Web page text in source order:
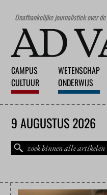
Onafhankelijke journalistiek over
CAMPUS
CULTUUR
WETENSCHAP
ONDERWIJS
9 AUGUSTUS 2026